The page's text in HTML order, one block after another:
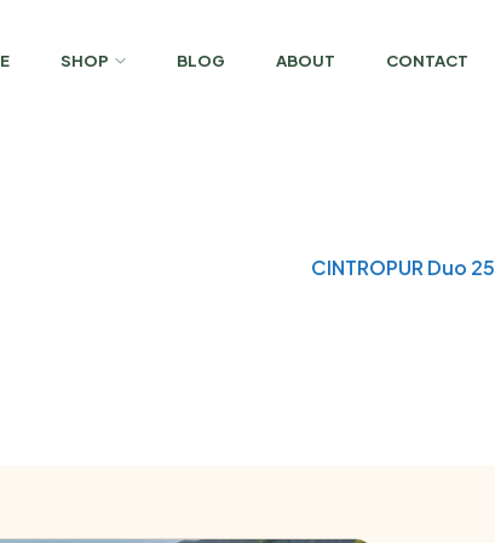
SHOP BLOG ABOUT CONTACT
CINTROPUR Duo 25